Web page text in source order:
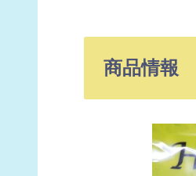
商品情報